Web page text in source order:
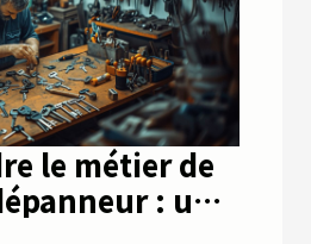
le métier de
: un